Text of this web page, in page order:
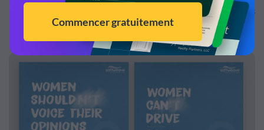
Les annonces simples ci-dessous ont des points forts où les
lettres sont effacées.